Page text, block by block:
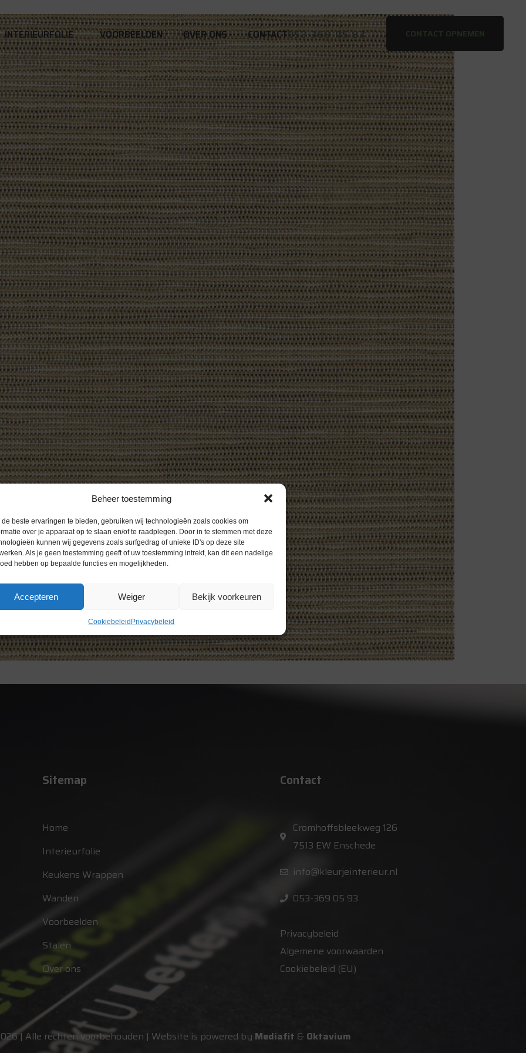
Beheer toestemming
de beste ervaringen te bieden, gebruiken wij technologieën zoals cookies om
over je apparaat op te slaan en/of te raadplegen. Door in te stemmen met deze
kunnen wij gegevens zoals surfgedrag of unieke ID's op deze site
Als je geen toestemming geeft of uw toestemming intrekt, kan dit een nadelige
hebben op bepaalde functies en mogelijkheden.
Accepteren Weiger Bekijk voorkeuren
Cookiebeleid Privacybeleid
INTERIEURFOLIE VOORBEELDEN OVER ONS CONTACT053-369 05 93 CONTACT OPNEMEN
Sitemap
Home
Interieurfolie
Keukens Wrappen
Wanden
Voorbeelden
Stalen
Over ons
Contact
Cromhoffsbleekweg 126
7513 EW Enschede
info@kleurjeinterieur.nl
053-369 05 93
Privacybeleid
Algemene voorwaarden
Cookiebeleid (EU)
| Alle rechten voorbehouden | Website is powered by Mediafit & Oktavium